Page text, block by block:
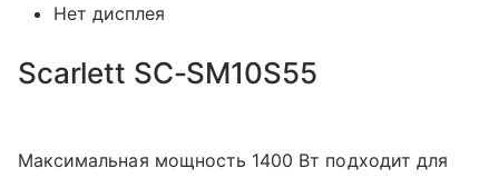
Нет дисплея
Scarlett SC-SM10S55
Максимальная мощность 1400 Вт подходит для